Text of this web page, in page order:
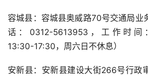
容城县：容城县奥威路70号交通局业
话：0312-5613953，工作时间
13:30-17:30，周六日不休息）
安新县：安新县建设大街266号行政